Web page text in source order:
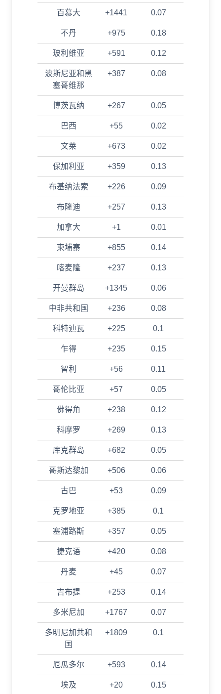
百慕大 +1441 0.07
不丹 +975 0.18
玻利维亚 +591 0.12
波斯尼亚和黑
塞哥维那
+387 0.08
博茨瓦纳 +267 0.05
巴西 +55 0.02
文莱 +673 0.02
保加利亚 +359 0.13
布基纳法索 +226 0.09
布隆迪 +257 0.13
加拿大 +1 0.01
柬埔寨 +855 0.14
喀麦隆 +237 0.13
开曼群岛 +1345 0.06
中非共和国 +236 0.08
科特迪瓦 +225 0.1
乍得 +235 0.15
智利 +56 0.11
哥伦比亚 +57 0.05
佛得角 +238 0.12
科摩罗 +269 0.13
库克群岛 +682 0.05
哥斯达黎加 +506 0.06
古巴 +53 0.09
克罗地亚 +385 0.1
塞浦路斯 +357 0.05
捷克语 +420 0.08
丹麦 +45 0.07
吉布提 +253 0.14
多米尼加 +1767 0.07
多明尼加共和
国
+1809 0.1
厄瓜多尔 +593 0.14
埃及 +20 0.15